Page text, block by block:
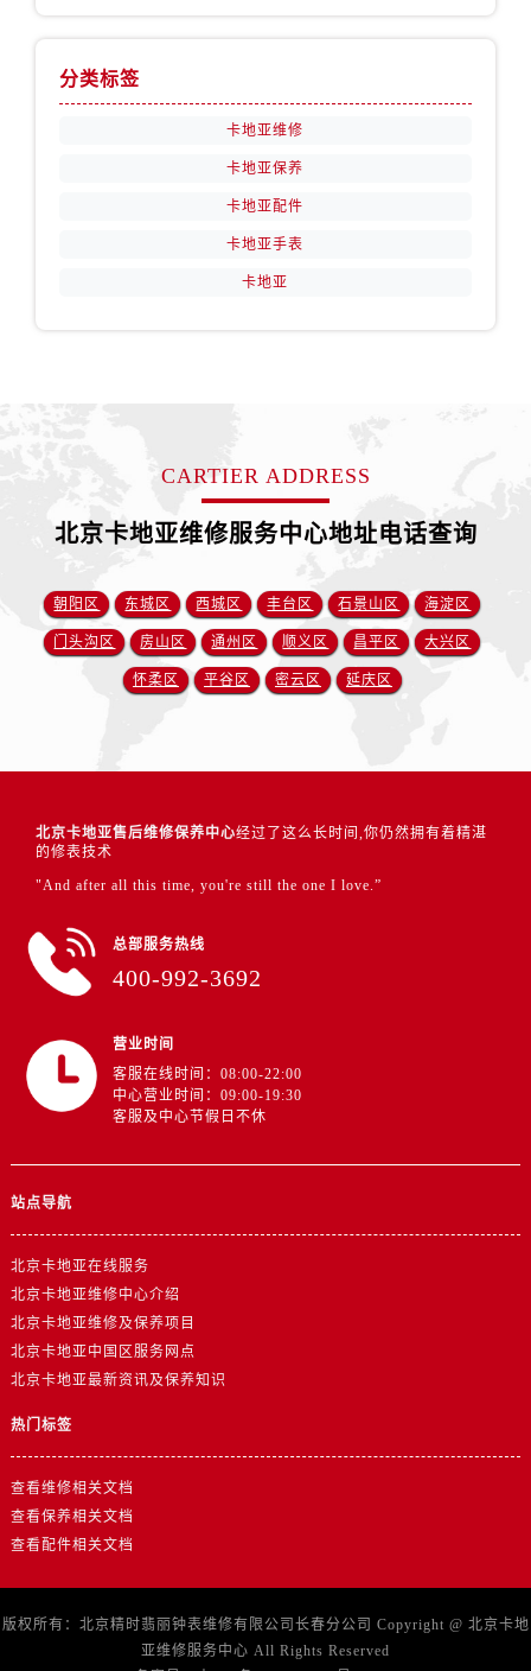
分类标签
卡地亚维修
卡地亚保养
卡地亚配件
卡地亚手表
卡地亚
CARTIER ADDRESS
北京卡地亚维修服务中心地址电话查询
朝阳区 东城区 西城区 丰台区 石景山区 海淀区
门头沟区 房山区 通州区 顺义区 昌平区 大兴区
怀柔区 平谷区 密云区 延庆区
北京卡地亚售后维修保养中心经过了这么长时间,你仍然拥有着精湛
的修表技术
"And after all this time, you're still the one I love.”
总部服务热线
400-992-3692
营业时间
客服在线时间：08:00-22:00
中心营业时间：09:00-19:30
客服及中心节假日不休
站点导航
北京卡地亚在线服务
北京卡地亚维修中心介绍
北京卡地亚维修及保养项目
北京卡地亚中国区服务网点
北京卡地亚最新资讯及保养知识
热门标签
查看维修相关文档
查看保养相关文档
查看配件相关文档
版权所有：北京精时翡丽钟表维修有限公司长春分公司 Copyright @ 北京卡地
亚维修服务中心 All Rights Reserved